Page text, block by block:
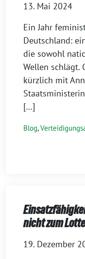
13. Mai 2024
Ein Jahr
Deutschland:
die sowohl
Wellen schlägt.
kürzlich mit
[…]
Blog,
nicht zum
19. Dezember